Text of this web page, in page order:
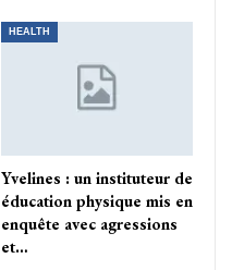
HEALTH
Yvelines : un instituteur de
éducation physique mis en
enquête avec agressions
et…